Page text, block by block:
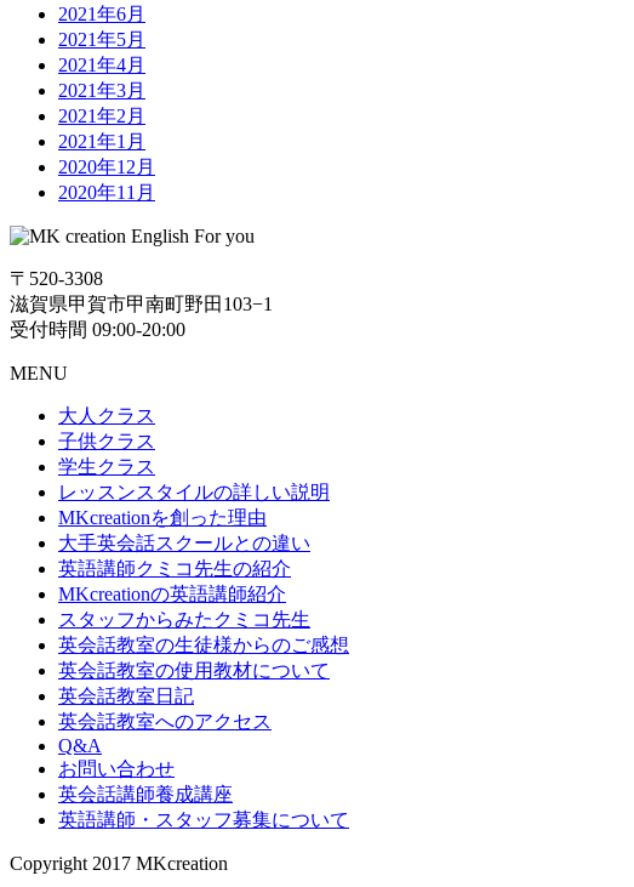
2021年6月
2021年5月
2021年4月
2021年3月
2021年2月
2021年1月
2020年12月
2020年11月
〒520-3308
滋賀県甲賀市甲南町野田103−1
受付時間 09:00-20:00
MENU
大人クラス
子供クラス
学生クラス
レッスンスタイルの詳しい説明
MKcreationを創った理由
大手英会話スクールとの違い
英語講師クミコ先生の紹介
MKcreationの英語講師紹介
スタッフからみたクミコ先生
英会話教室の生徒様からのご感想
英会話教室の使用教材について
英会話教室日記
英会話教室へのアクセス
Q&A
お問い合わせ
英会話講師養成講座
英語講師・スタッフ募集について
Copyright 2017 MKcreation